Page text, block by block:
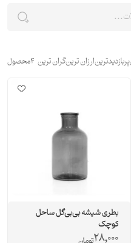
پربازدیدترینارزان ترینگران ترین 4محصول
بطری شیشه بی‌بی‌گل ساحل
کوچک
28,000